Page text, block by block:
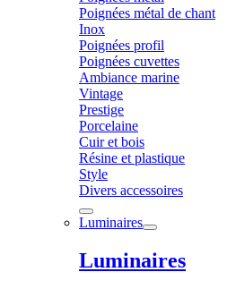
Poignées métal de chant
Inox
Poignées profil
Poignées cuvettes
Ambiance marine
Vintage
Prestige
Porcelaine
Cuir et bois
Résine et plastique
Style
Divers accessoires
Luminaires
Luminaires